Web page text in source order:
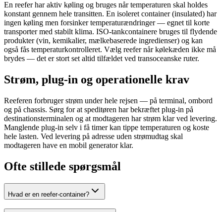
En reefer har aktiv køling og bruges når temperaturen skal holdes
konstant gennem hele transitten. En isoleret container (insulated) har
ingen køling men forsinker temperaturændringer — egnet til korte
transporter med stabilt klima. ISO-tankcontainere bruges til flydende
produkter (vin, kemikalier, mælkebaserede ingredienser) og kan
også fås temperaturkontrolleret. Vælg reefer når kølekæden ikke må
brydes — det er stort set altid tilfældet ved transoceanske ruter.
Strøm, plug-in og operationelle krav
Reeferen forbruger strøm under hele rejsen — på terminal, ombord
og på chassis. Sørg for at speditøren har bekræftet plug-in på
destinationsterminalen og at modtageren har strøm klar ved levering.
Manglende plug-in selv i få timer kan tippe temperaturen og koste
hele lasten. Ved levering på adresse uden strømudtag skal
modtageren have en mobil generator klar.
Ofte stillede spørgsmål
Hvad er en reefer-container?